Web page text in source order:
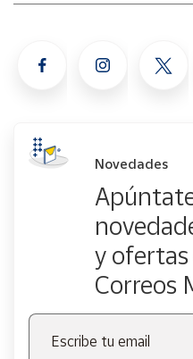
Novedades
y ofertas
Correos
Escribe tu email